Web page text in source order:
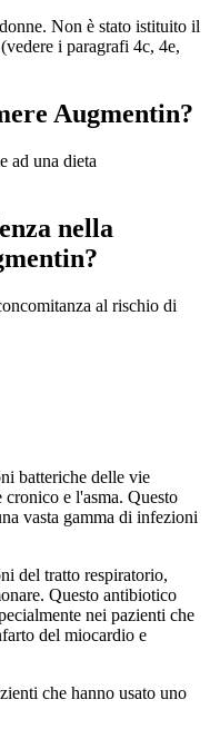
Non è stato istituito il
i paragrafi 4c, 4e,
Augmentin?
ad una dieta
nella
al rischio di
batteriche delle vie
e l'asma. Questo
vasta gamma di infezioni
del tratto respiratorio,
Questo antibiotico
nei pazienti che
del miocardio e
che hanno usato uno